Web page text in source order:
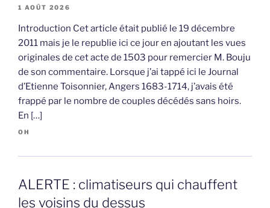
1 AOÛT 2026
Introduction Cet article était publié le 19 décembre
2011 mais je le republie ici ce jour en ajoutant les vues
originales de cet acte de 1503 pour remercier M. Bouju
de son commentaire. Lorsque j’ai tappé ici le Journal
d’Etienne Toisonnier, Angers 1683-1714, j’avais été
frappé par le nombre de couples décédés sans hoirs.
En […]
OH
ALERTE : climatiseurs qui chauffent
les voisins du dessus